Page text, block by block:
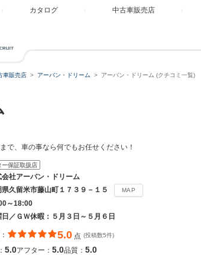
カタログ 中古車販売店
車販売店 アーバン・ドリーム アーバン・ドリーム (クチコミ一覧)
で、車の事なら何でもお任せください！
ー保証取扱店
会社アーバン・ドリーム
県久留米市藤山町１７３９－１５ MAP
～18:00
日／ＧＷ休暇：５月３日～５月６日
5.0 点 (投稿数5件)
5.0アフター： 5.0品質： 5.0